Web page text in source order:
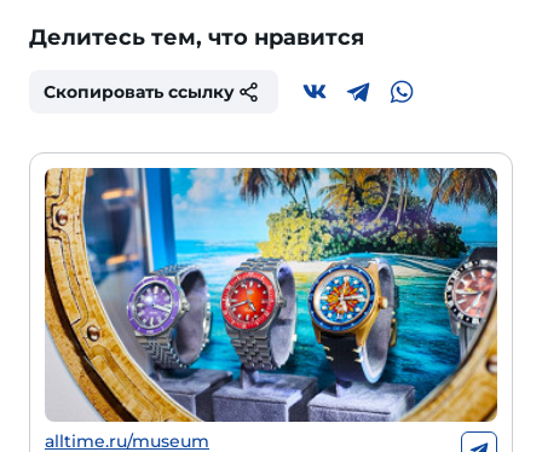
Делитесь тем, что нравится
Скопировать ссылку
alltime.ru/museum